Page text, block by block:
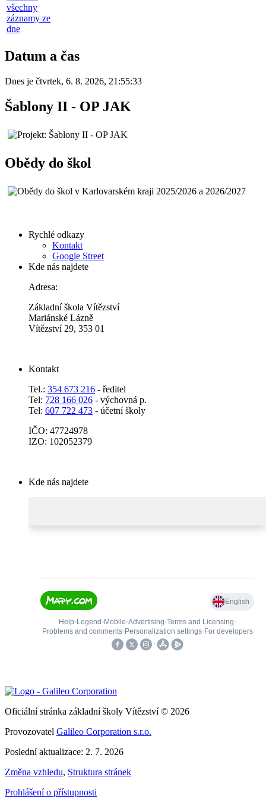
všechny
záznamy ze
dne
Datum a čas
Dnes je čtvrtek, 6. 8. 2026, 21:55:33
Šablony II - OP JAK
Obědy do škol
Rychlé odkazy
Kontakt
Google Street
Kde nás najdete
Adresa:
Základní škola Vítězství
Mariánské Lázně
Vítězství 29, 353 01
Kontakt
Tel.: 354 673 216 - ředitel
Tel: 728 166 026 - výchovná p.
Tel: 607 722 473 - účetní školy
IČO: 47724978
IZO: 102052379
Kde nás najdete
Oficiální stránka základní školy Vítězství © 2026
Provozovatel Galileo Corporation s.r.o.
Poslední aktualizace: 2. 7. 2026
Změna vzhledu, Struktura stránek
Prohlášení o přístupnosti